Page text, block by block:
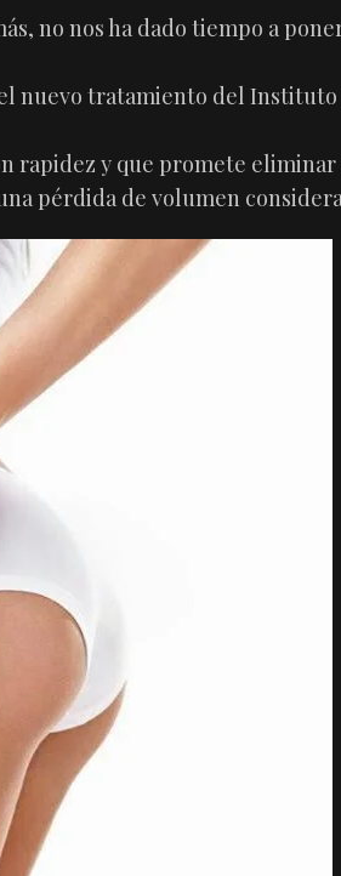
no nos ha dado tiempo a
nuevo tratamiento del
rapidez y que promete
pérdida de volumen